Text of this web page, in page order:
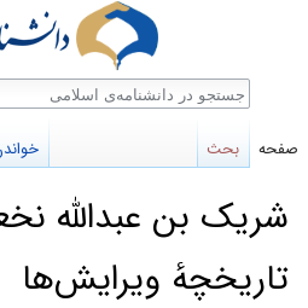
شریک بن عبدالله
تاریخچهٔ ویرایش‌ها
صفحه بحث
جستجو